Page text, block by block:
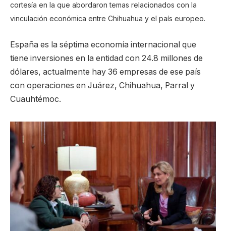
cortesía en la que abordaron temas relacionados con la
vinculación económica entre Chihuahua y el país europeo.
España es la séptima economía internacional que
tiene inversiones en la entidad con 24.8 millones de
dólares, actualmente hay 36 empresas de ese país
con operaciones en Juárez, Chihuahua, Parral y
Cuauhtémoc.